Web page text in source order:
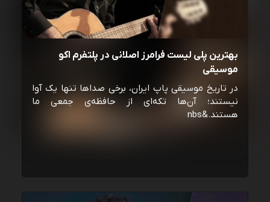
بهترین پلی لیست فرامرز اصلانی در پلتفرم اکو
موسیقی
در تاریخ موسیقی پاپ ایران، برخی صداها تنها یک آوا
نیستند؛ آن‌ها تکه‌ای از حافظه‌ی جمعی ما
هستند.&nbs